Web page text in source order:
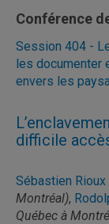
Conférence
Session 404 -
les documenter
envers les
difficile
Sébastien Rioux
Montréal),
Québec à